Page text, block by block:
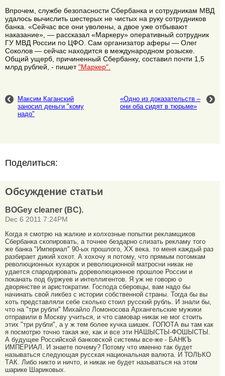
Впрочем, службе безопасности Сбербанка и сотрудникам МВД
удалось вычислить шестерых не чистых на руку сотрудников
банка. «Сейчас все они уволены, а двое уже отбывают
наказание», — рассказал «Маркеру» оперативный сотрудник
ГУ МВД России по ЦФО. Сам организатор аферы — Олег
Соколов — сейчас находится в международном розыске.
Общий ущерб, причиненный Сбербанку, составил почти 1,5
млрд рублей, - пишет"Маркер".
Максим Каганский
заносил деньги "кому
надо"
«Одно из доказательств –
они оба сидят в тюрьме»
Поделиться:
Обсуждение статьи
BOGey cleaner (BC).
Dec 6 2011 7:24PM
Когда я смотрю на жалкие и колхозные попытки рекламщиков
Сбербанка скопировать, а точнее бездарно слизать рекламу того
же банка "Империал" 90-ых прошлого, ХХ века. то меня каждый раз
разбирает дикий хохот. А хохочу я потому, что прямым потомкам
революционных кухарок и революционной матросни никак не
удается спародировать дореволюционное прошлое России и
поканать под буржуев и интеллигентов. Я уж не говорю о
дворянстве и аристократии. Господа сберовцы, вам надо бы
начинать свой ликбез с истории собственной страны. Тогда бы вы
хоть представляли себе сколько стоил русский рубль. И знали бы,
что на "три рубли" Михайло Ломоносова Архангельские мужики
отправили в Москву учиться, и что самовар никак не мог стоить
этих "три рубли", а у ж тем более кучка шишек. ГОПОТА вы там как
я посмотрю точно такая же, как и все эти НАШЫСТЫ-ФОШЫСТЫ.
А будущее Российской банковской системы все-же - БАНКЪ
ИМПЕРИАЛ. И знаете почему? Потому что именно так будет
называться следующая русская национальная валюта. И ТОЛЬКО
ТАК. Либо никто и ничто, и никак не будет называться на этом
шарике Шариковых.